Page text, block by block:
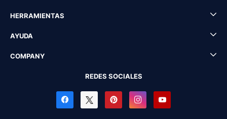
HERRAMIENTAS
AYUDA
COMPANY
REDES SOCIALES